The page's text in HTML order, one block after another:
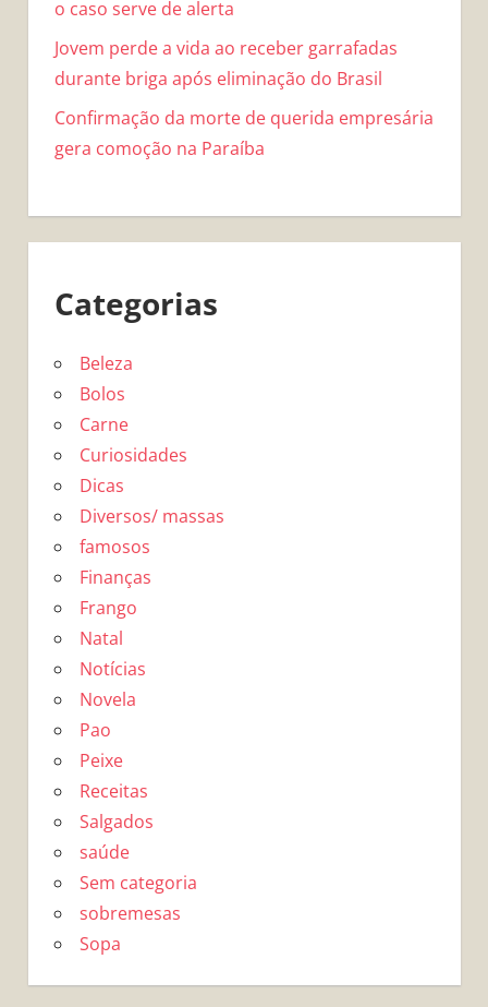
o caso serve de alerta
Jovem perde a vida ao receber garrafadas
durante briga após eliminação do Brasil
Confirmação da morte de querida empresária
gera comoção na Paraíba
Categorias
Beleza
Bolos
Carne
Curiosidades
Dicas
Diversos/ massas
famosos
Finanças
Frango
Natal
Notícias
Novela
Pao
Peixe
Receitas
Salgados
saúde
Sem categoria
sobremesas
Sopa